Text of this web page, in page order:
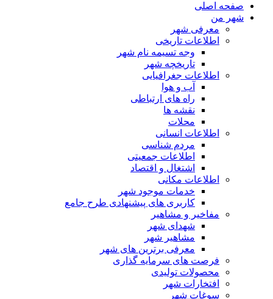
صفحه اصلی
شهر من
معرفی شهر
اطلاعات تاریخی
وجه تسیمه نام شهر
تاریخچه شهر
اطلاعات جغرافیایی
آب و هوا
راه های ارتباطی
نقشه ها
محلات
اطلاعات انسانی
مردم شناسی
اطلاعات جمعیتی
اشتغال و اقتصاد
اطلاعات مکانی
خدمات موجود شهر
کاربری های پیشنهادی طرح جامع
مفاخیر و مشاهیر
شهدای شهر
مشاهیر شهر
معرفی برترین های شهر
فرصت های سرمایه گذاری
محصولات تولیدی
افتخارات شهر
سوغات شهر